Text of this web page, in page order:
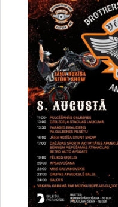
26.06.2025.
pašvaldības domes
saistošajos
novada pašvaldības
25.09.2025.
pašvaldības domes
saistošajos
novada pašvaldības
27.11.2025.